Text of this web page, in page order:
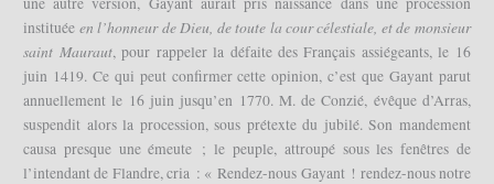
instituée en l’honneur de Dieu, de toute la cour célestiale, et de monsieur
saint Mauraut, pour rappeler la défaite des Français assiégeants, le 16
juin 1419. Ce qui peut confirmer cette opinion, c’est que Gayant parut
annuellement le 16 juin jusqu’en 1770. M. de Conzié, évêque d’Arras,
suspendit alors la procession, sous prétexte du jubilé. Son mandement
causa presque une émeute ; le peuple, attroupé sous les fenêtres de
l’intendant de Flandre, cria : « Rendez-nous Gayant ! rendez-nous notre